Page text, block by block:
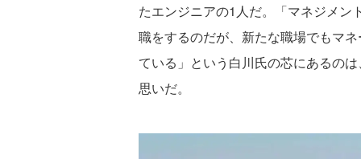
たエンジニアの1人だ。「マネジメン
職をするのだが、新たな職場でもマ
ている」という白川氏の芯にあるの
思いだ。